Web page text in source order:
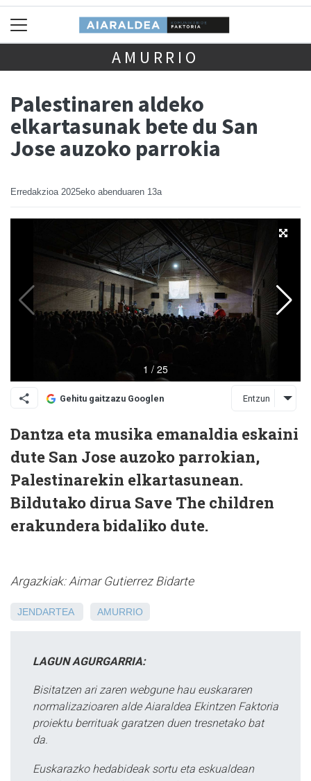
AMURRIO
Palestinaren aldeko
elkartasunak bete du San
Jose auzoko parrokia
Erredakzioa 2025eko abenduaren 13a
Gehitu gaitzazu Googlen Entzun
Dantza eta musika emanaldia eskaini
dute San Jose auzoko parrokian,
Palestinarekin elkartasunean.
Bildutako dirua Save The children
erakundera bidaliko dute.
Argazkiak: Aimar Gutierrez Bidarte
JENDARTEA AMURRIO
LAGUN AGURGARRIA:
Bisitatzen ari zaren webgune hau euskararen
normalizazioaren alde Aiaraldea Ekintzen Faktoria
proiektu berrituak garatzen duen tresnetako bat
da.
Euskarazko hedabideak sortu eta eskualdean